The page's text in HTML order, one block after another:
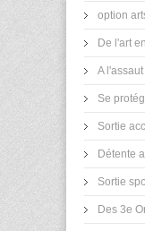
option
De l'art
A
Se
Sortie
Détente
Sortie
Des 3e